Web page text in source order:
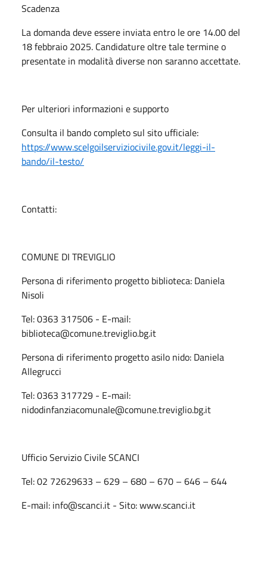
Scadenza
La domanda deve essere inviata entro le ore 14.00 del
18 febbraio 2025. Candidature oltre tale termine o
presentate in modalità diverse non saranno accettate.
Per ulteriori informazioni e supporto
Consulta il bando completo sul sito ufficiale:
https://www.scelgoilserviziocivile.gov.it/leggi-il-
bando/il-testo/
Contatti:
COMUNE DI TREVIGLIO
Persona di riferimento progetto biblioteca: Daniela
Nisoli
Tel: 0363 317506 - E-mail:
biblioteca@comune.treviglio.bg.it
Persona di riferimento progetto asilo nido: Daniela
Allegrucci
Tel: 0363 317729 - E-mail:
nidodinfanziacomunale@comune.treviglio.bg.it
Ufficio Servizio Civile SCANCI
Tel: 02 72629633 – 629 – 680 – 670 – 646 – 644
E-mail: info@scanci.it - Sito: www.scanci.it